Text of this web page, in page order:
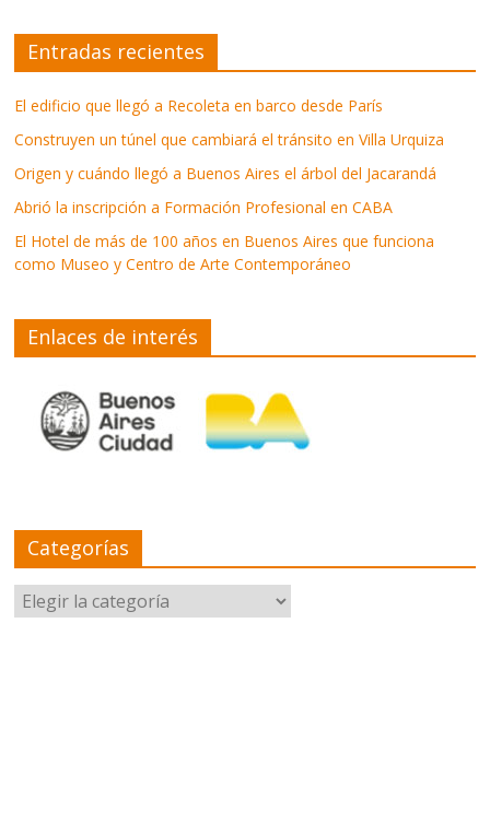
Entradas recientes
El edificio que llegó a Recoleta en barco desde París
Construyen un túnel que cambiará el tránsito en Villa Urquiza
Origen y cuándo llegó a Buenos Aires el árbol del Jacarandá
Abrió la inscripción a Formación Profesional en CABA
El Hotel de más de 100 años en Buenos Aires que funciona
como Museo y Centro de Arte Contemporáneo
Enlaces de interés
Categorías
Categorías